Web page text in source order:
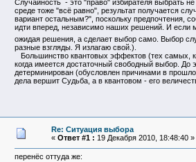
Случайность - это "право" избирателя выбрать
среде тоже "всё равно", результат получается
вариант остальным?", поскольку предпочтения,
идти вперед, независимо наших решений. И
ожидая решения, а сделает выбор само. Выбор
разные взгляды. Я излагаю свой.).
Большинство квантовых эффектов (тех самых,
когда имеется достаточный свободный выбор. До
детерминирован (обусловлен причинами в
дела вершит Судьба, а в квантовом - его
Re: Ситуация выбора
« Ответ #1 : 19 Декабря 2010, 18:48:40 »
перенёс оттуда же: